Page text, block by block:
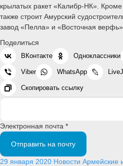
крылатых ракет «Калибр-НК». Кроме
также строит Амурский
завод «Пелла» и «Восточная верфь».
Поделиться
ВКонтакте Одноклассники
Viber WhatsApp
Скопировать ссылку
Электронная почта *
Отправить на почту
29 января 2020 Новости Армейские